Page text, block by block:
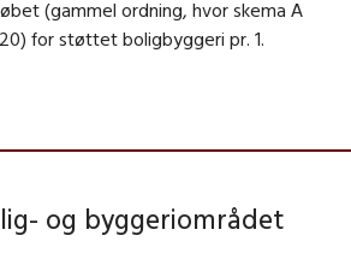
(gammel ordning, hvor skema A
for støttet boligbyggeri pr. 1.
og byggeriområdet